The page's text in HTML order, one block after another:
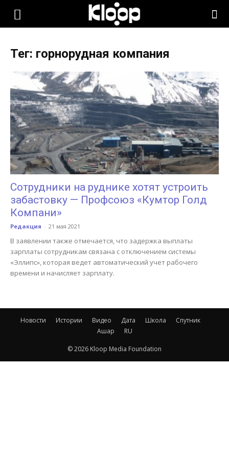
KLOOP.KG
Новости
Кыргызстана
Тег: горнорудная компания
Сотрудники на руднике хотят устроить
забастовку — Профсоюз «Кумтор Голд
Компани»
Редакция - 21 мая 2021
В заявлении также отмечается, что задержка выплаты
зарплаты сотрудникам связана с отключением системы
«Эллипс», которая ведет автоматический учет рабочего
времени и начисляет зарплату.
Новости Истории Видео Дата Школа
Спутник
Ашар
RU
© 2026 Kloop Media Foundation